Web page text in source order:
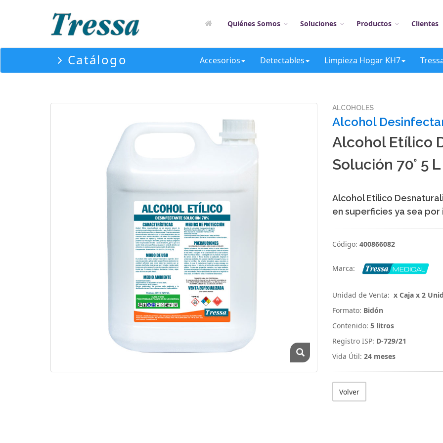
Quiénes Somos Soluciones Productos Clientes
Catálogo Accesorios Detectables Limpieza Hogar KH7
ALCOHOLES
Alcohol
Alcohol Etílico
Solución 70° 5 L
Alcohol Etílico
en superficies ya sea por
Código: 400866082
Marca:
Unidad de Venta: x Caja x 2
Formato: Bidón
Contenido: 5 litros
Registro ISP: D-729/21
Vida Útil: 24 meses
Volver